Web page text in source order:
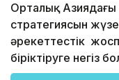
Орталық Азиядағы
стратегиясын
әрекеттестік
біріктіруге негіз